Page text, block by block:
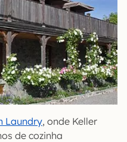
Laundry, onde Keller
de cozinha